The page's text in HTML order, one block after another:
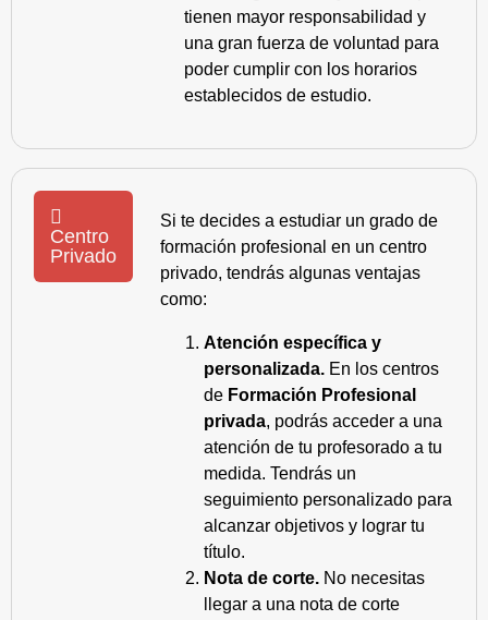
tienen mayor responsabilidad y
una gran fuerza de voluntad para
poder cumplir con los horarios
establecidos de estudio.
Centro
Privado
Si te decides a estudiar un grado de
formación profesional en un centro
privado, tendrás algunas ventajas
como:
Atención específica y
personalizada. En los centros
de Formación Profesional
privada, podrás acceder a una
atención de tu profesorado a tu
medida. Tendrás un
seguimiento personalizado para
alcanzar objetivos y lograr tu
título.
Nota de corte. No necesitas
llegar a una nota de corte